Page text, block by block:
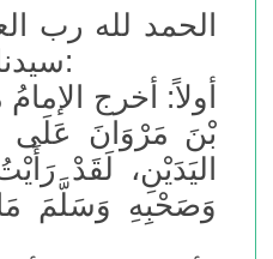
الحمد لله رب
سيدنا محمد، وعلى آله وصحبه أجمعين، أما بعد:
أولاً: أخرج
بْنَ مَرْوَانَ عَلَى
اليَدَيْنِ، لَقَدْ
وَصَحْبِهِ وَسَلَّمَ